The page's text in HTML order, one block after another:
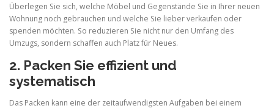
Überlegen Sie sich, welche Möbel und Gegenstände Sie in Ihrer neuen
Wohnung noch gebrauchen und welche Sie lieber verkaufen oder
spenden möchten. So reduzieren Sie nicht nur den Umfang des
Umzugs, sondern schaffen auch Platz für Neues.
2. Packen Sie effizient und
systematisch
Das Packen kann eine der zeitaufwendigsten Aufgaben bei einem